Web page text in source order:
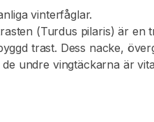
vinterfåglar.
(Turdus pilaris) är en
trast. Dess nacke,
undre vingtäckarna är
och den har mörkgrå